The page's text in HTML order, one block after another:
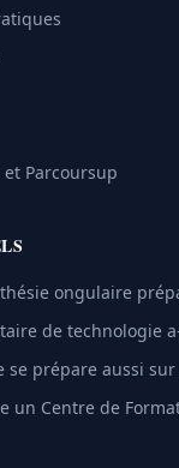
Parcoursup
ongulaire
de technologie
se prépare aussi
un Centre de